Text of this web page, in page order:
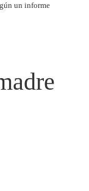
un informe